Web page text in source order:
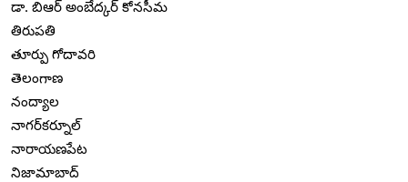
డా. బిఆర్ అంబేద్కర్ కోనసీమ
తిరుపతి
తూర్పు గోదావరి
తెలంగాణ
నంద్యాల
నాగర్‌కర్నూల్
నారాయణపేట
నిజామాబాద్